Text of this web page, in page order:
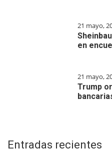
21 mayo,
en
21 mayo,
Trump
Entradas recientes